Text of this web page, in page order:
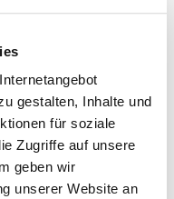
gestalten, Inhalte und
für soziale
Zugriffe auf unsere
geben wir
unserer Website an
unserer
Branche ist
dazu, Sie bei